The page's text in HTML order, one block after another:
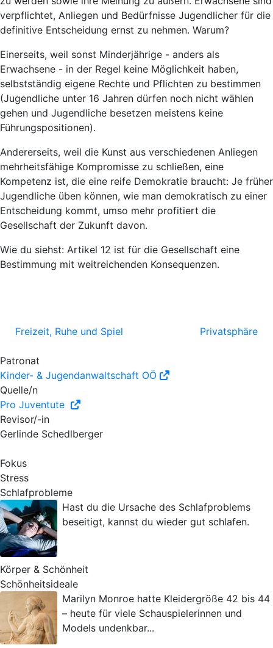
verpflichtet, Anliegen und Bedürfnisse Jugendlicher für die
definitive Entscheidung ernst zu nehmen. Warum?
Einerseits, weil sonst Minderjährige - anders als
Erwachsene - in der Regel keine Möglichkeit haben,
selbstständig eigene Rechte und Pflichten zu bestimmen
(Jugendliche unter 16 Jahren dürfen noch nicht wählen
gehen und Jugendliche besetzen meistens keine
Führungspositionen).
Andererseits, weil die Kunst aus verschiedenen Anliegen
mehrheitsfähige Kompromisse zu schließen, eine
Kompetenz ist, die eine reife Demokratie braucht: Je früher
Jugendliche üben können, wie man demokratisch zu einer
Entscheidung kommt, umso mehr profitiert die
Gesellschaft der Zukunft davon.
Wie du siehst: Artikel 12 ist für die Gesellschaft eine
Bestimmung mit weitreichenden Konsequenzen.
Freizeit, Ruhe und Spiel Privatsphäre
Patronat
Kinder- & Jugendanwaltschaft OÖ
Quelle/n
Pro Juventute
Revisor/-in
Gerlinde Schedlberger
Fokus
Stress
Schlafprobleme
Hast du die Ursache des Schlafproblems
beseitigt, kannst du wieder gut schlafen.
Körper & Schönheit
Schönheitsideale
Marilyn Monroe hatte Kleidergröße 42 bis 44
– heute für viele Schauspielerinnen und
Models undenkbar...